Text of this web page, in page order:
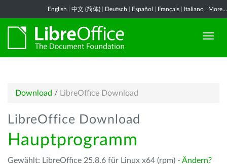
English 中文 (简体) Deutsch Español Français Italiano More...
Download / LibreOffice Download
LibreOffice Download
Hauptprogramm
Gewählt: LibreOffice 25.8.6 für Linux x64 (rpm) - Ändern?